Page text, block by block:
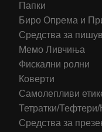
Папки
Биро Опрема и
Средства за
Мемо Ливчиња
Фискални ролни
Коверти
Самолепливи
Тетратки/
Средства за